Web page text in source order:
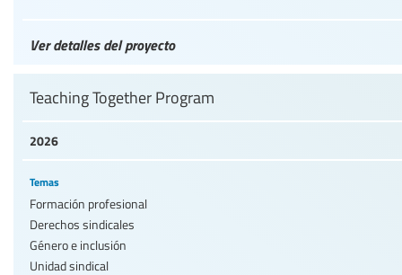
Ver detalles del proyecto
2026
Teaching Together Program
Temas
Formación profesional
Derechos sindicales
Género e inclusión
Unidad sindical